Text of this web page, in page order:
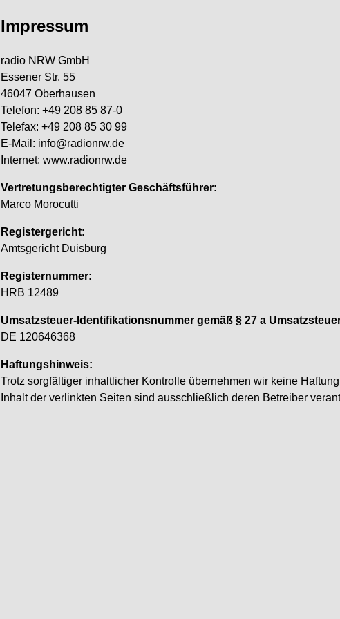
Impressum
radio NRW GmbH
Essener Str. 55
46047 Oberhausen
Telefon: +49 208 85 87-0
Telefax: +49 208 85 30 99
E-Mail: info@radionrw.de
Internet: www.radionrw.de
Vertretungsberechtigter Geschäftsführer:
Marco Morocutti
Registergericht:
Amtsgericht Duisburg
Registernummer:
HRB 12489
Umsatzsteuer-Identifikationsnummer gemäß § 27 a
DE 120646368
Haftungshinweis:
Trotz sorgfältiger inhaltlicher Kontrolle übernehmen wir keine
Inhalt der verlinkten Seiten sind ausschließlich deren Betreiber